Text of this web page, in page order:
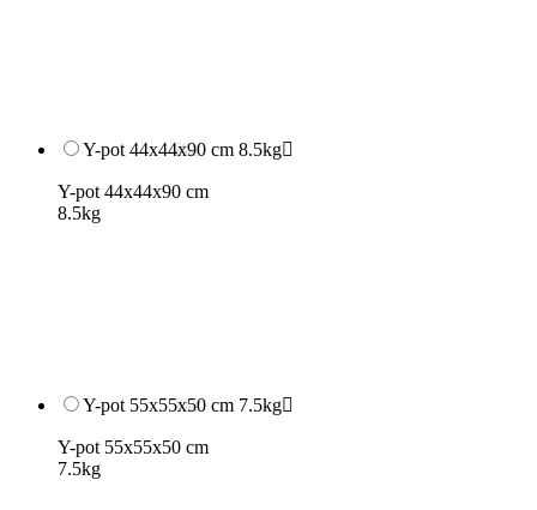
Y-pot 44x44x90 cm 8.5kg
Y-pot 44x44x90 cm
8.5kg
Y-pot 55x55x50 cm 7.5kg
Y-pot 55x55x50 cm
7.5kg